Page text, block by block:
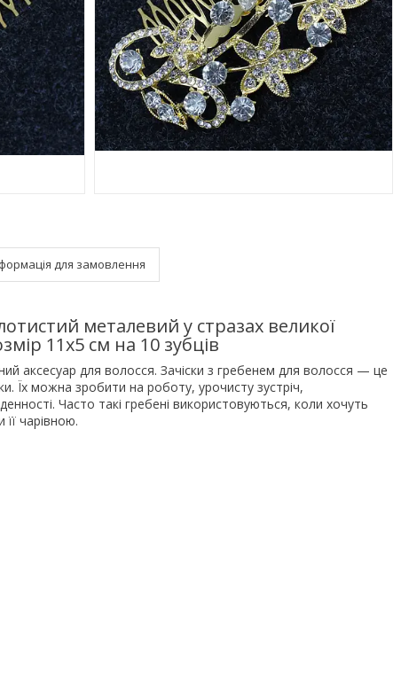
для замовлення
металевий у стразах великої
11х5 см на 10 зубців
аксесуар для волосся. Зачіски з гребенем для волосся — це
Їх можна зробити на роботу, урочисту зустріч,
Часто такі гребені використовуються, коли хочуть
чарівною.